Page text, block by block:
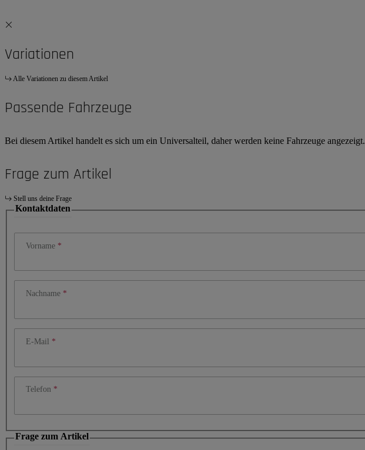
Variationen
Alle Variationen zu diesem Artikel
Passende Fahrzeuge
Bei diesem Artikel handelt es sich um ein Universalteil, daher werden keine Fahrzeuge angezeigt.
Frage zum Artikel
Stell uns deine Frage
Kontaktdaten
Vorname
Nachname
E-Mail
Telefon
Frage zum Artikel